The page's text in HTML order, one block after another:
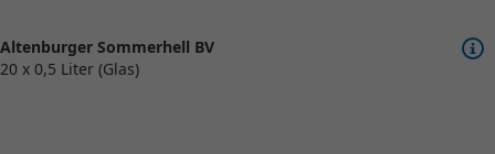
Altenburger Sommerhell BV
20 x 0,5 Liter (Glas)